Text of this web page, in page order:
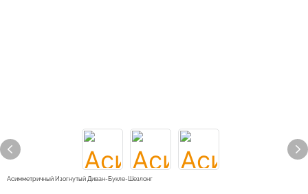
Асимметричный Изогнутый Диван-Букле-Шезлонг